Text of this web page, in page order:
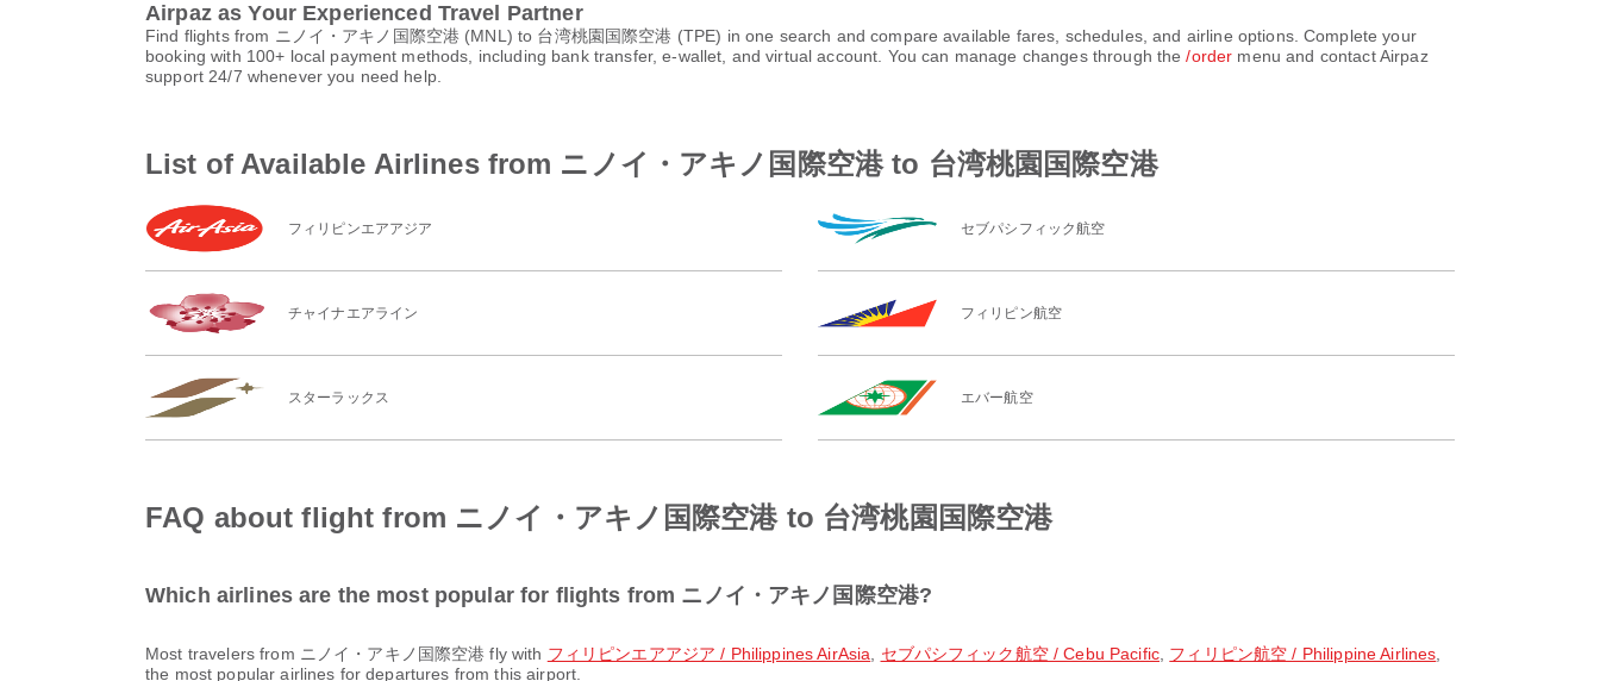
Airpaz as Your Experienced Travel Partner
Find flights from ニノイ・アキノ国際空港 (MNL) to 台湾桃園国際空港 (TPE) in one search and compare available fares, schedules, and airline options. Complete your
booking with 100+ local payment methods, including bank transfer, e-wallet, and virtual account. You can manage changes through the/order menu and contact Airpaz
support 24/7 whenever you need help.
List of Available Airlines from ニノイ・アキノ国際空港 to 台湾桃園国際空港
フィリピンエアアジア セブパシフィック航空
チャイナエアライン フィリピン航空
スターラックス エバー航空
FAQ about flight from ニノイ・アキノ国際空港 to 台湾桃園国際空港
Which airlines are the most popular for flights from ニノイ・アキノ国際空港?
Most travelers from ニノイ・アキノ国際空港 fly with フィリピンエアアジア / Philippines AirAsia セブパシフィック航空 / Cebu Pacific フィリピン航空 / Philippine Airlines
the most popular airlines for departures from this airport.